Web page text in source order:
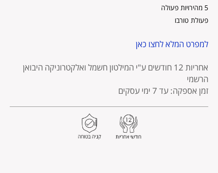
5 מהירויות פעולה
פעולת טורבו
למפרט המלא לחצו כאן
אחריות 12 חודשים
ע"י המילטון חשמל ואלקטרוניקה היבואן
הרשמי
זמן אספקה: עד 7 ימי עסקים